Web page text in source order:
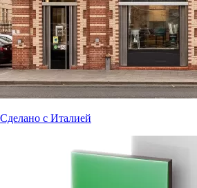
Сделано с Италией